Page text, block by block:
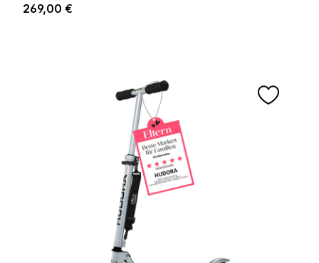
Regulärer Preis:
269,00 €